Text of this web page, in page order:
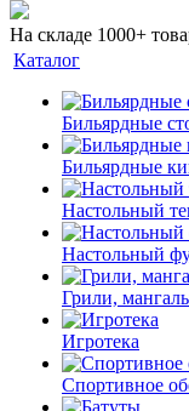
На складе 1000+
Каталог
Бильярдные
Бильярдные
Настольный
Настольный
Грили,
Игротека
Спортивное